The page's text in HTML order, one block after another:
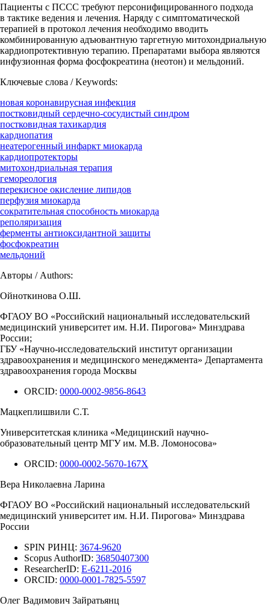
Пациенты с ПССС требуют персонифицированного подхода
в тактике ведения и лечения. Наряду с симптоматической
терапией в протокол лечения необходимо вводить
комбинированную адъювантную таргетную митохондриальную
кардиопротективную терапию. Препаратами выбора являются
инфузионная форма фосфокреатина (неотон) и мельдоний.
Ключевые слова / Keywords:
новая коронавирусная инфекция
постковидный сердечно-сосудистый синдром
постковидная тахикардия
кардиопатия
неатерогенный инфаркт миокарда
кардиопротекторы
митохондриальная терапия
гемореология
перекисное окисление липидов
перфузия миокарда
сократительная способность миокарда
реполяризация
ферменты антиоксидантной защиты
фосфокреатин
мельдоний
Авторы / Authors:
Ойноткинова О.Ш.
ФГАОУ ВО «Российский национальный исследовательский
медицинский университет им. Н.И. Пирогова» Минздрава
России;
ГБУ «Научно-исследовательский институт организации
здравоохранения и медицинского менеджмента» Департамента
здравоохранения города Москвы
ORCID: 0000-0002-9856-8643
Мацкеплишвили С.Т.
Университетская клиника «Медицинский научно-
образовательный центр МГУ им. М.В. Ломоносова»
ORCID: 0000-0002-5670-167X
Вера Николаевна Ларина
ФГАОУ ВО «Российский национальный исследовательский
медицинский университет им. Н.И. Пирогова» Минздрава
России
SPIN РИНЦ: 3674-9620
Scopus AuthorID: 36850407300
ResearcherID: E-6211-2016
ORCID: 0000-0001-7825-5597
Олег Вадимович Зайратьянц